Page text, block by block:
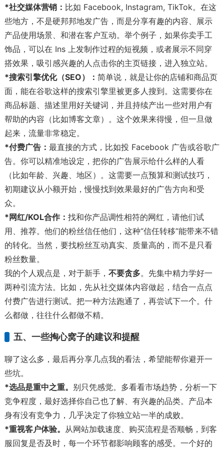
*社交媒体营销： 比如 Facebook, Instagram, TikTok。在这
些地方，不是硬邦邦地发广告，而是分享有趣的内容、展示
产品使用场景、和潜在客户互动。举个例子，如果你卖手工
饰品，可以在 Ins 上发制作过程的短视频，或者展示不同穿
搭效果，吸引感兴趣的人点击你的主页链接，进入独立站。
*搜索引擎优化（SEO）： 简单说，就是让你的店铺和商品页
面，能在谷歌这样的搜索引擎里被更多人搜到。这需要你在
商品标题、描述里用好关键词，并且持续产出一些对用户有
帮助的内容（比如博客文章）。这个效果来得慢，但一旦做
起来，流量非常稳定。
*付费广告： 最直接的方式，比如投 Facebook 广告或谷歌广
告。你可以精准地设定，把你的广告展示给什么样的人看
（比如年龄、兴趣、地区）。这需要一点预算和测试技巧，
初期建议从小额开始，慢慢找到效果最好的广告方向和受
众。
*网红/KOL合作： 找和你产品调性相符的网红，请他们试
用、推荐。他们的粉丝信任他们，这种“信任转移”能带来不错
的转化。当然，要找粉丝互动真实、质量高的，而不是只看
粉丝数量。
我的个人观点是，对于新手， 不要贪多。先集中精力学好一
两种引流方法。比如，先从社交媒体内容做起，结合一点点
付费广告进行测试。把一种方法跑通了，再尝试下一个。什
么都做，往往什么都做不精。
五、一些掏心窝子的建议和提醒
聊了这么多，最后再分享几点我的看法，希望能帮你避开一
些坑。
*选品是重中之重。 别只凭感觉。多看看市场趋势，分析一下
竞争程度，最好选择你自己也了解、有兴趣的品类。产品本
身有没有竞争力，几乎决定了你独立站一半的成败。
*重视客户体验。 从网站加载速度、购买流程是否顺畅，到客
服回复是否及时，每一个环节都影响顾客的感受。一个好的